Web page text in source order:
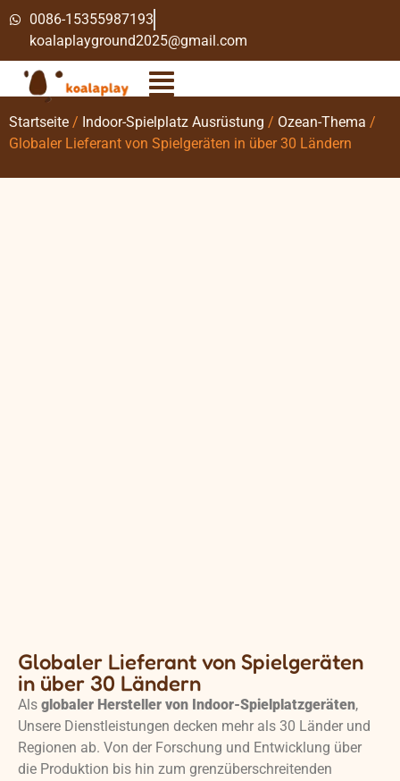
0086-15355987193
koalaplayground2025@gmail.com
Startseite / Indoor-Spielplatz Ausrüstung / Ozean-Thema /
Globaler Lieferant von Spielgeräten in über 30 Ländern
Globaler Lieferant von Spielgeräten
in über 30 Ländern
Als globaler Hersteller von Indoor-Spielplatzgeräten,
Unsere Dienstleistungen decken mehr als 30 Länder und
Regionen ab. Von der Forschung und Entwicklung über
die Produktion bis hin zum grenzüberschreitenden